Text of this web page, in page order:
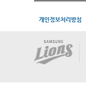
개인정보처리방침